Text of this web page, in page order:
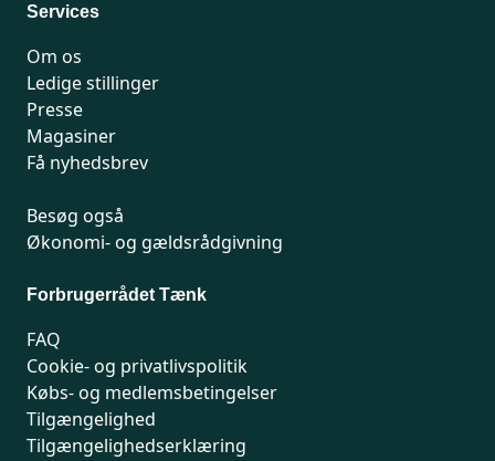
Services
Om os
Ledige stillinger
Presse
Magasiner
Få nyhedsbrev
Besøg også
Økonomi- og gældsrådgivning
Forbrugerrådet Tænk
FAQ
Cookie- og privatlivspolitik
Købs- og medlemsbetingelser
Tilgængelighed
Tilgængelighedserklæring